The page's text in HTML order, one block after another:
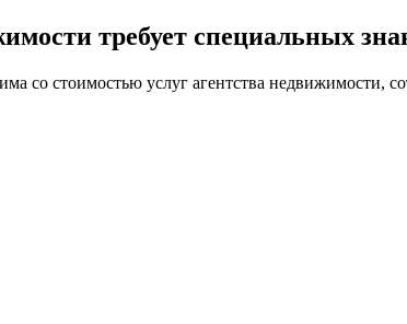
требует специальных
со стоимостью услуг агентства